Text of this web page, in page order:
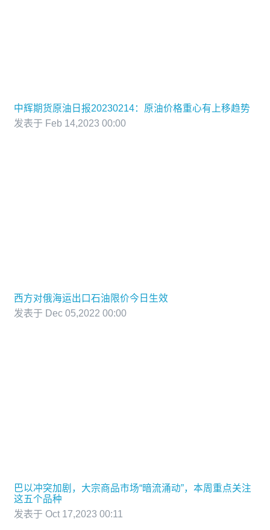
中辉期货原油日报20230214：原油价格重心有上移趋势
发表于 Feb 14,2023 00:00
西方对俄海运出口石油限价今日生效
发表于 Dec 05,2022 00:00
巴以冲突加剧，大宗商品市场“暗流涌动”，本周重点关注
这五个品种
发表于 Oct 17,2023 00:11